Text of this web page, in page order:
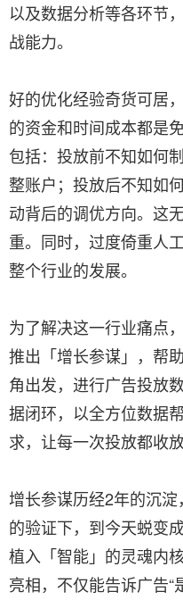
以及数据分析等各环节
战能力。
好的优化经验奇货可居
的资金和时间成本都是
包括：投放前不知如何
整账户；投放后不知如
动背后的调优方向。这
重。同时，过度倚重人
整个行业的发展。
为了解决这一行业痛点
推出「增长参谋」，帮
角出发，进行广告投放
据闭环，以全方位数据
求，让每一次投放都收放
增长参谋历经2年的沉
的验证下，到今天蜕变
植入「智能」的灵魂内
亮相，不仅能告诉广告“